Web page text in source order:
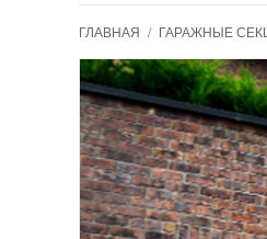
ГЛАВНАЯ / ГАРАЖНЫЕ